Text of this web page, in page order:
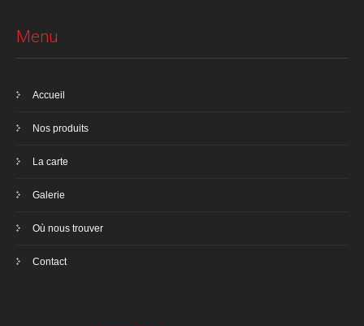
Menu
Accueil
Nos produits
La carte
Galerie
Où nous trouver
Contact